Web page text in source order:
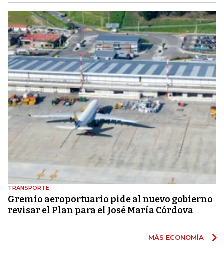
TRANSPORTE
Gremio aeroportuario pide al nuevo gobierno
revisar el Plan para el José María Córdova
MÁS ECONOMÍA